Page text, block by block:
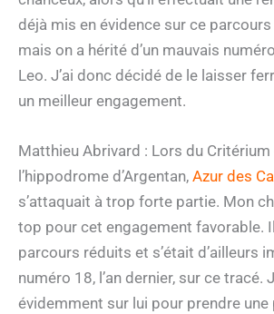
déjà mis en évidence sur ce
mais on a hérité d’un mauvais
Leo. J’ai donc décidé de le laisser
un meilleur engagement.
Matthieu Abrivard : Lors du
l’hippodrome d’Argentan, Azur des
s’attaquait à trop forte partie. Mon
top pour cet engagement favorable.
parcours réduits et s’était d’ailleurs
numéro 18, l’an dernier, sur ce tracé.
évidemment sur lui pour prendre une